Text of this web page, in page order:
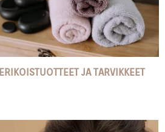
ERIKOISTUOTTEET JA TARVIKKEET